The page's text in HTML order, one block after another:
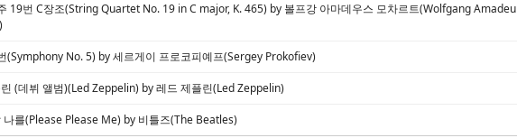
19번 C장조(String Quartet No. 19 in C major, K. 465) by 볼프강 아마데우스 모차르트(Wolfgang Amadeu
(Symphony No. 5) by 세르게이 프로코피예프(Sergey Prokofiev)
(데뷔 앨범)(Led Zeppelin) by 레드 제플린(Led Zeppelin)
나를(Please Please Me) by 비틀즈(The Beatles)